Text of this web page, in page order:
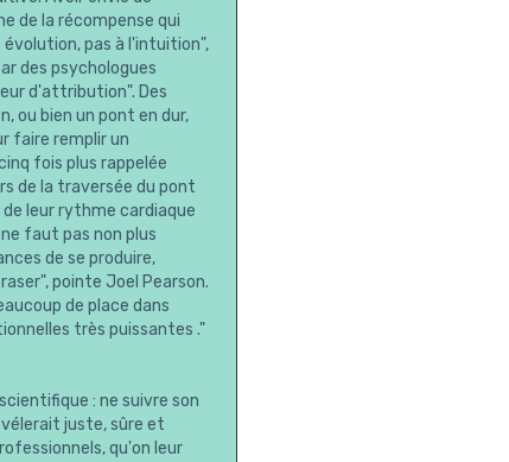
de la récompense qui
pas à l'intuition",
des psychologues
d'attribution". Des
ou bien un pont en dur,
faire remplir un
fois plus rappelée
de la traversée du pont
leur rythme cardiaque
faut pas non plus
de se produire,
pointe Joel Pearson.
de place dans
très puissantes ."
: ne suivre son
juste, sûre et
qu'on leur